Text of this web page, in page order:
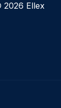
2026 Ellex